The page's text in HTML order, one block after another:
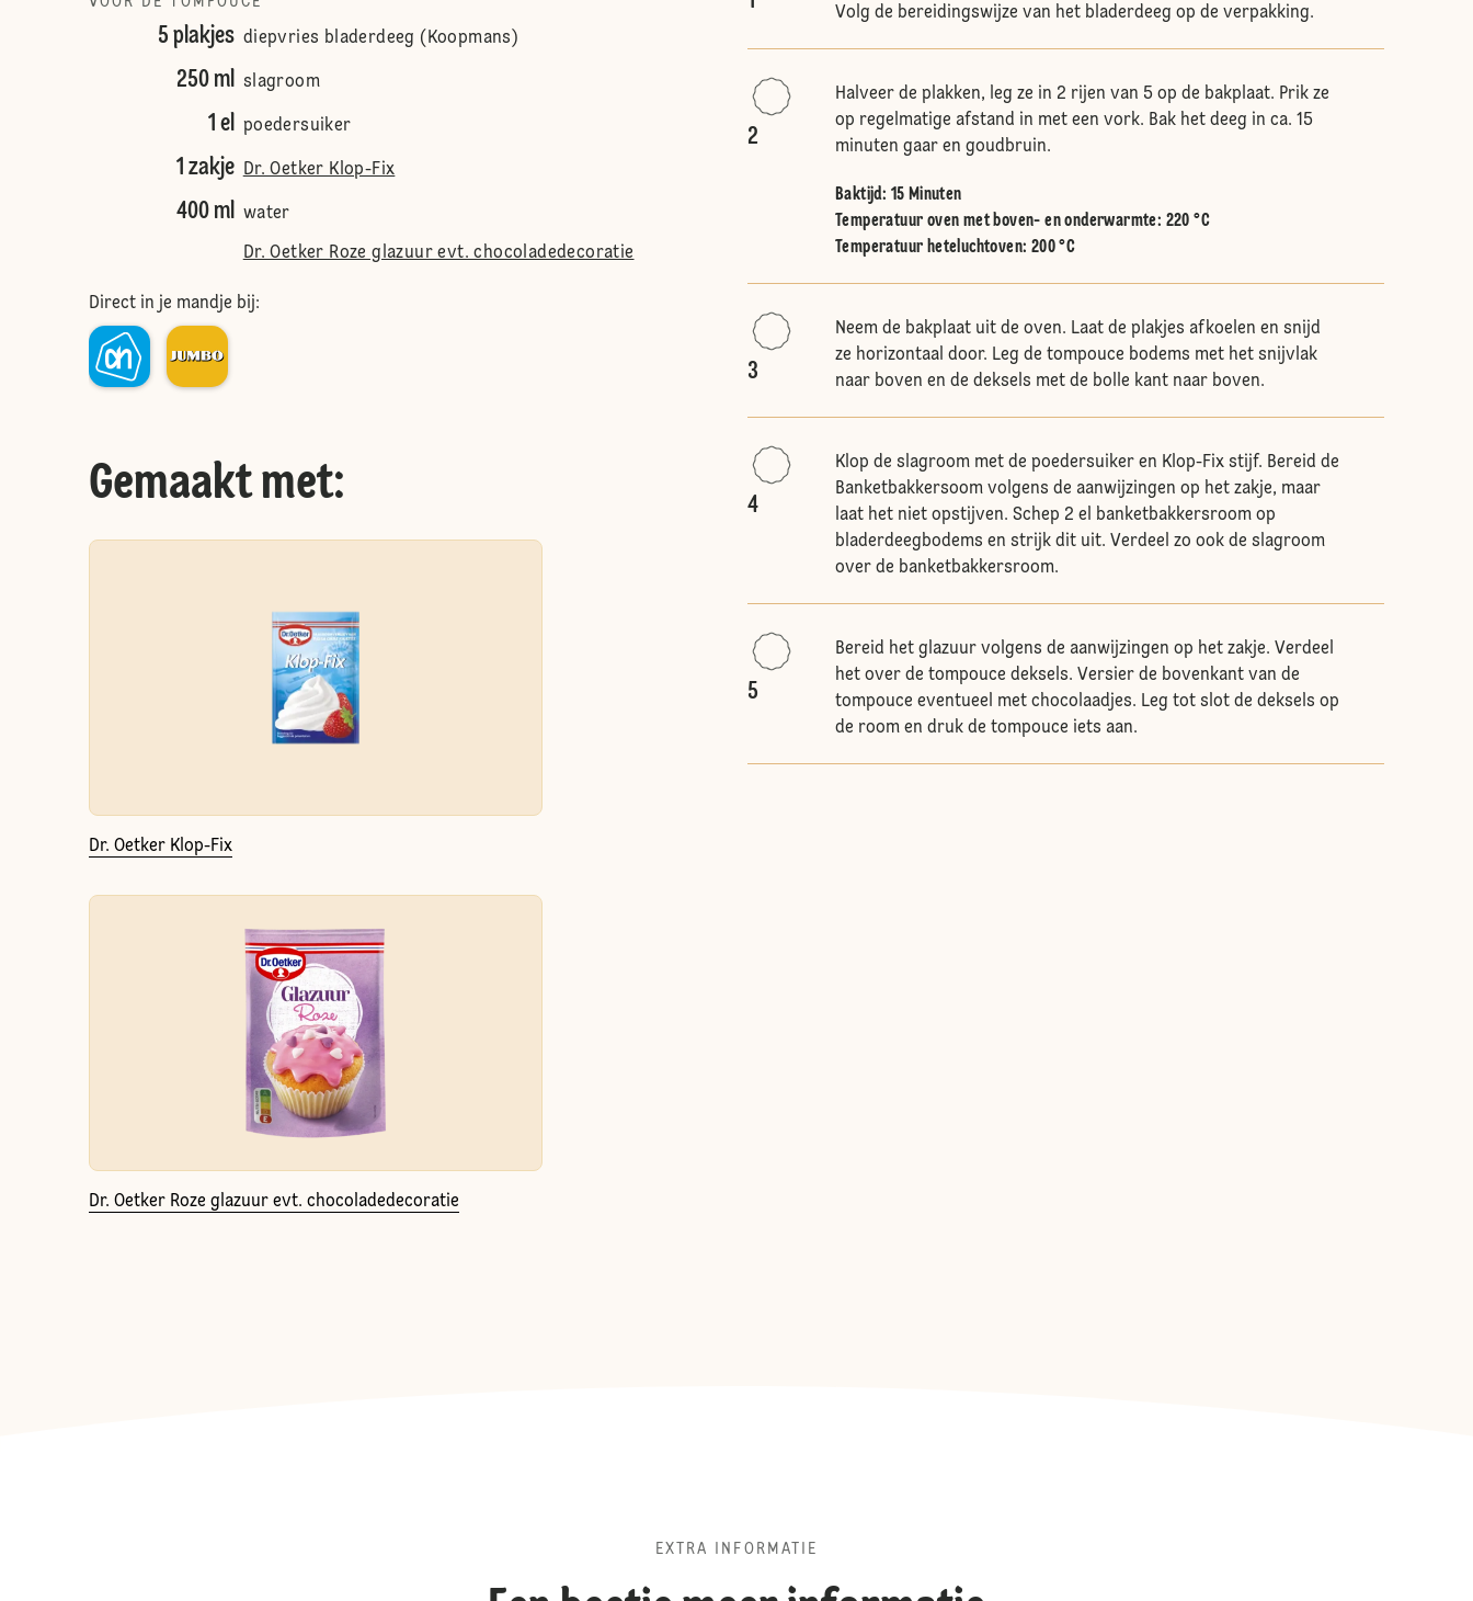
5 plakjes diepvries bladerdeeg (Koopmans)
250 ml slagroom
1 el poedersuiker
1 zakje Dr. Oetker Klop-Fix
400 ml water
Dr. Oetker Roze glazuur evt. chocoladedecoratie
Direct in je mandje bij:
Gemaakt met:
Dr. Oetker Klop-Fix
Dr. Oetker Roze glazuur evt. chocoladedecoratie
Volg de bereidingswijze van het bladerdeeg op de verpakking.
2
Halveer de plakken, leg ze in 2 rijen van 5 op de bakplaat. Prik ze
op regelmatige afstand in met een vork. Bak het deeg in ca. 15
minuten gaar en goudbruin.
Baktijd: 15 Minuten
Temperatuur oven met boven- en onderwarmte: 220 °C
Temperatuur heteluchtoven: 200 °C
3
Neem de bakplaat uit de oven. Laat de plakjes afkoelen en snijd
ze horizontaal door. Leg de tompouce bodems met het snijvlak
naar boven en de deksels met de bolle kant naar boven.
4
Klop de slagroom met de poedersuiker en Klop-Fix stijf. Bereid de
Banketbakkersoom volgens de aanwijzingen op het zakje, maar
laat het niet opstijven. Schep 2 el banketbakkersroom op
bladerdeegbodems en strijk dit uit. Verdeel zo ook de slagroom
over de banketbakkersroom.
5
Bereid het glazuur volgens de aanwijzingen op het zakje. Verdeel
het over de tompouce deksels. Versier de bovenkant van de
tompouce eventueel met chocolaadjes. Leg tot slot de deksels op
de room en druk de tompouce iets aan.
EXTRA INFORMATIE